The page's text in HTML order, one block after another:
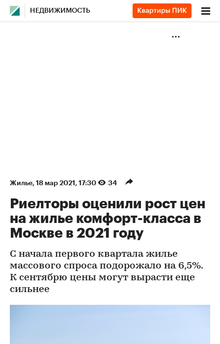
НЕДВИЖИМОСТЬ
Жилье⁠, 18 мар 2021, 17:30 34
Риелторы оценили рост цен
на жилье комфорт-класса в
Москве в 2021 году
С начала первого квартала жилье
массового спроса подорожало на 6,5%.
К сентябрю цены могут вырасти еще
сильнее